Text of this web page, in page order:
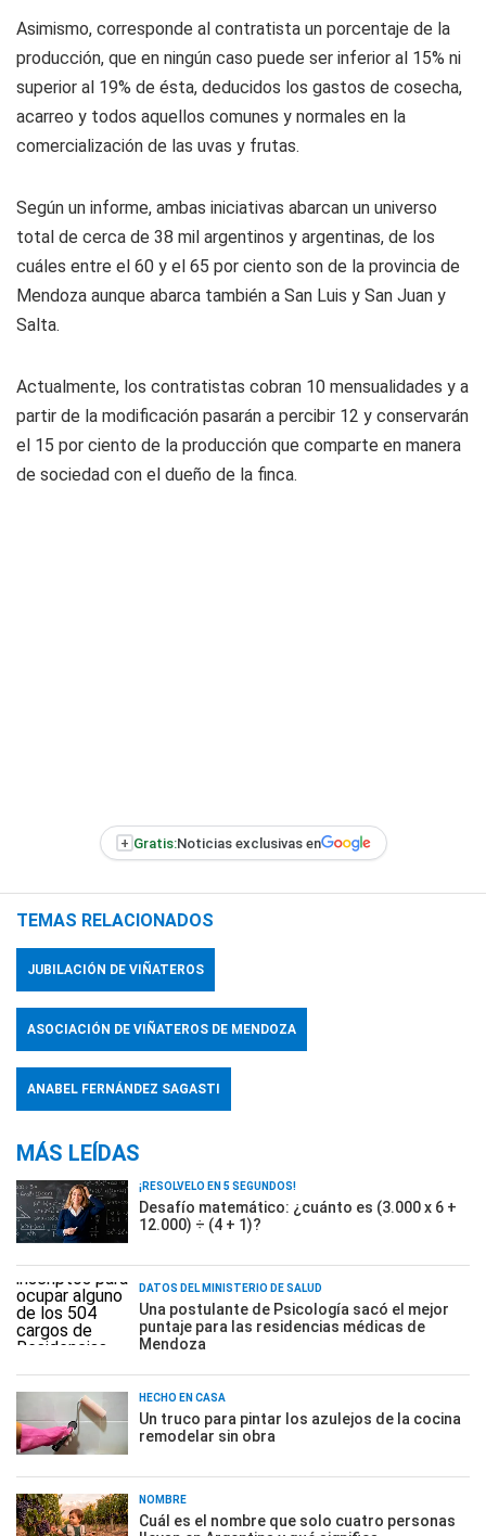
Asimismo, corresponde al contratista un porcentaje de la
producción, que en ningún caso puede ser inferior al 15% ni
superior al 19% de ésta, deducidos los gastos de cosecha,
acarreo y todos aquellos comunes y normales en la
comercialización de las uvas y frutas.
Según un informe, ambas iniciativas abarcan un universo
total de cerca de 38 mil argentinos y argentinas, de los
cuáles entre el 60 y el 65 por ciento son de la provincia de
Mendoza aunque abarca también a San Luis y San Juan y
Salta.
Actualmente, los contratistas cobran 10 mensualidades y a
partir de la modificación pasarán a percibir 12 y conservarán
el 15 por ciento de la producción que comparte en manera
de sociedad con el dueño de la finca.
+ Gratis:Noticias exclusivas en
TEMAS RELACIONADOS
JUBILACIÓN DE VIÑATEROS
ASOCIACIÓN DE VIÑATEROS DE MENDOZA
ANABEL FERNÁNDEZ SAGASTI
MÁS LEÍDAS
¡RESOLVELO EN 5 SEGUNDOS!
Desafío matemático: ¿cuánto es (3.000 x 6 +
12.000) ÷ (4 + 1)?
DATOS DEL MINISTERIO DE SALUD
Una postulante de Psicología sacó el mejor
puntaje para las residencias médicas de
Mendoza
HECHO EN CASA
Un truco para pintar los azulejos de la cocina
remodelar sin obra
NOMBRE
Cuál es el nombre que solo cuatro personas